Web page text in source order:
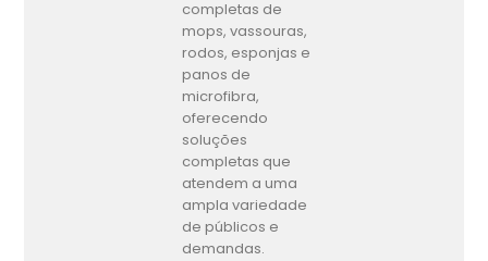
completas de
mops, vassouras,
rodos, esponjas e
panos de
microfibra,
oferecendo
soluções
completas que
atendem a uma
ampla variedade
de públicos e
demandas.